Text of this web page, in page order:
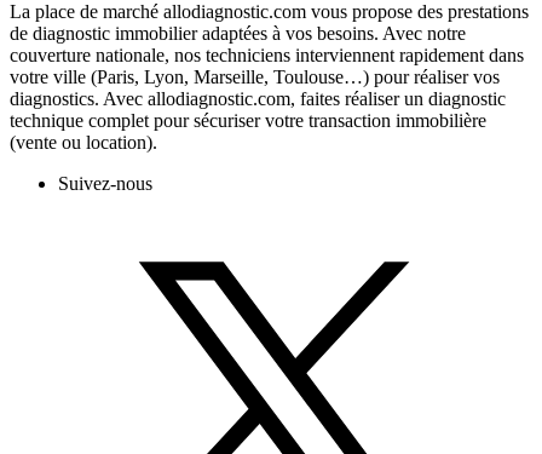
La place de marché allodiagnostic.com vous propose des prestations
de diagnostic immobilier adaptées à vos besoins. Avec notre
couverture nationale, nos techniciens interviennent rapidement dans
votre ville (Paris, Lyon, Marseille, Toulouse…) pour réaliser vos
diagnostics. Avec allodiagnostic.com, faites réaliser un diagnostic
technique complet pour sécuriser votre transaction immobilière
(vente ou location).
Suivez-nous